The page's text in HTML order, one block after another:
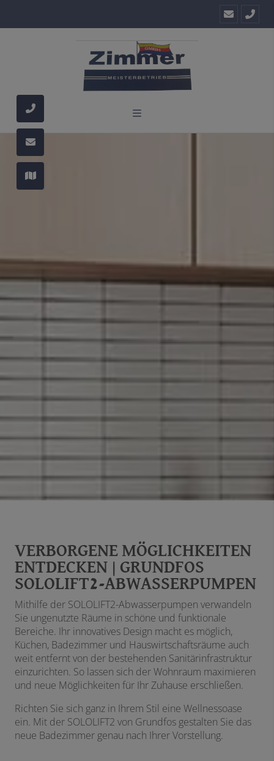
VERBORGENE MÖGLICHKEITEN
ENTDECKEN | GRUNDFOS
SOLOLIFT2-ABWASSERPUMPEN
Mithilfe der SOLOLIFT2-Abwasserpumpen verwandeln
Sie ungenutzte Räume in schöne und funktionale
Bereiche. Ihr innovatives Design macht es möglich,
Küchen, Badezimmer und Hauswirtschaftsräume auch
weit entfernt von der bestehenden Sanitärinfrastruktur
einzurichten. So lassen sich der Wohnraum maximieren
und neue Möglichkeiten für Ihr Zuhause erschließen.
Richten Sie sich ganz in Ihrem Stil eine Wellnessoase
ein. Mit der SOLOLIFT2 von Grundfos gestalten Sie das
neue Badezimmer genau nach Ihrer Vorstellung.